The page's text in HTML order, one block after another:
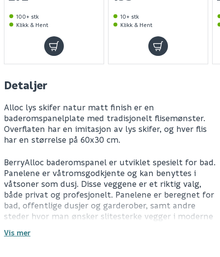
100+ stk
Klikk & Hent
10+ stk
Klikk & Hent
Detaljer
Alloc lys skifer natur matt finish er en
baderomspanelplate med tradisjonelt flisemønster.
Overflaten har en imitasjon av lys skifer, og hver flis
har en størrelse på 60x30 cm.
BerryAlloc baderomspanel er utviklet spesielt for bad.
Panelene er våtromsgodkjente og kan benyttes i
våtsoner som dusj. Disse veggene er et riktig valg,
både privat og profesjonelt. Panelene er beregnet for
bad, offentlige dusjer og garderober, samt andre
steder hvor man ønsker slitesterke vegger i moderne
Vis mer
Antall pr. pakke